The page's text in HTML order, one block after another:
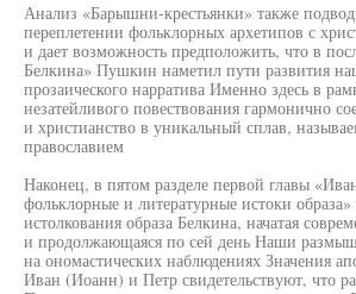
Анализ «Барышни-крестьянки» также
переплетении фольклорных архетипов с
и дает возможность предположить, что в
Белкина» Пушкин наметил пути развития
прозаического нарратива Именно здесь в
незатейливого повествования гармонично
и христианство в уникальный сплав,
православием
Наконец, в пятом разделе первой главы
фольклорные и литературные истоки
истолкования образа Белкина, начатая
и продолжающаяся по сей день Наши
на ономастических наблюдениях Значения
Иван (Иоанн) и Петр свидетельствуют, что